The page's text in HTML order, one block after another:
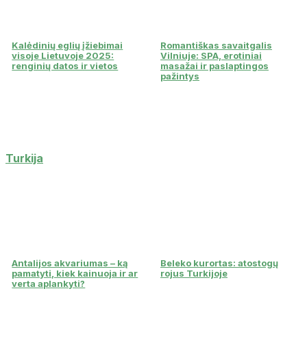
Kalėdinių eglių įžiebimai
visoje Lietuvoje 2025:
renginių datos ir vietos
Romantiškas savaitgalis
Vilniuje: SPA, erotiniai
masažai ir paslaptingos
pažintys
Turkija
Antalijos akvariumas – ką
pamatyti, kiek kainuoja ir ar
verta aplankyti?
Beleko kurortas: atostogų
rojus Turkijoje